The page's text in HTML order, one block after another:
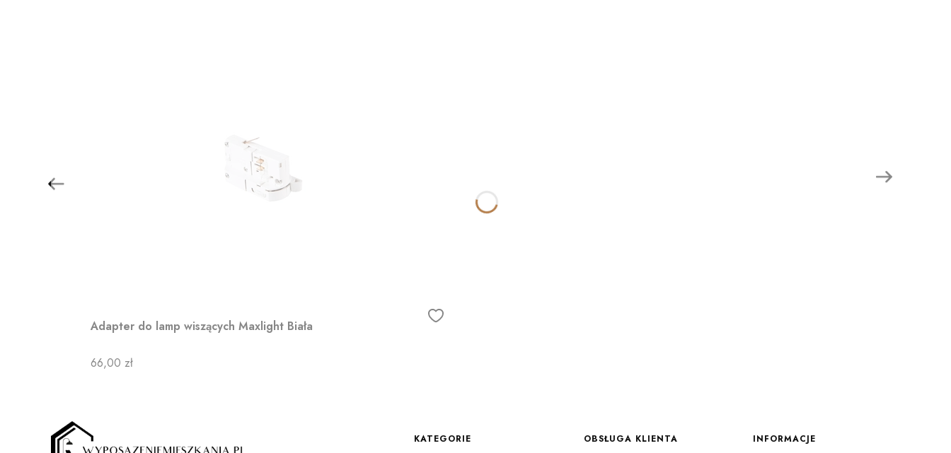
Adapter do lamp wiszących Maxlight Biała
Cena
66,00 zł
Linki w stopce
KATEGORIE OBSŁUGA KLIENTA INFORMACJE